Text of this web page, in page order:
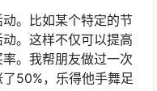
。比如某个特定的节
。这样不仅可以提高
。我帮朋友做过一次
50%，乐得他手舞足